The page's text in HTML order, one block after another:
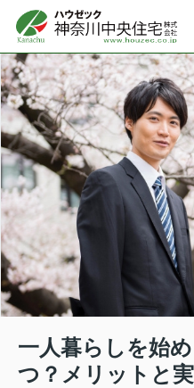
一人暮らしを始
つ？メリットと